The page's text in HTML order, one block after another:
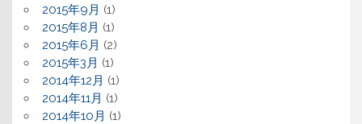
2015年9月 (1)
2015年8月 (1)
2015年6月 (2)
2015年3月 (1)
2014年12月 (1)
2014年11月 (1)
2014年10月 (1)